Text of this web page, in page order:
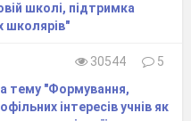
школі, підтримка
школярів"
30544
5
тему "Формування,
інтересів учнів як